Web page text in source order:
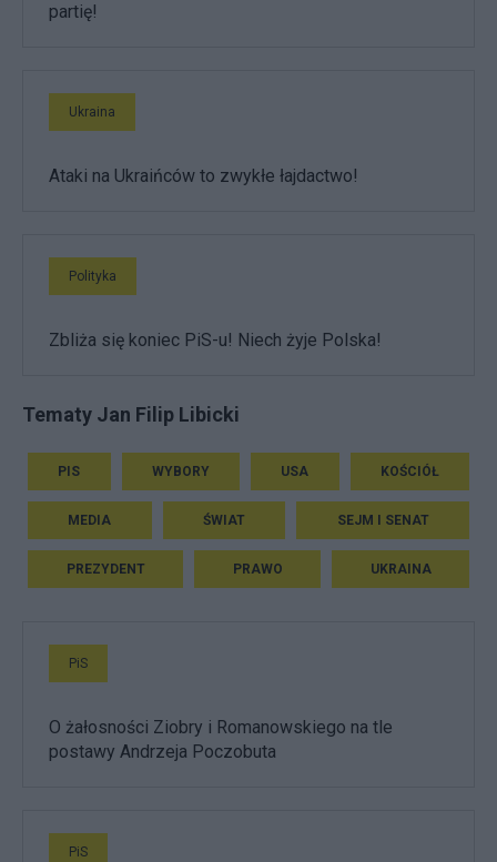
partię!
Ukraina
Ataki na Ukraińców to zwykłe łajdactwo!
Polityka
Zbliża się koniec PiS-u! Niech żyje Polska!
Tematy Jan Filip Libicki
PIS WYBORY USA KOŚCIÓŁ
MEDIA ŚWIAT SEJM I SENAT
PREZYDENT PRAWO UKRAINA
PiS
O żałosności Ziobry i Romanowskiego na tle
postawy Andrzeja Poczobuta
PiS